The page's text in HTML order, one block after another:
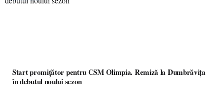
Start promițător pentru CSM Olimpia. Remiză la Dumbrăvița
în debutul noului sezon